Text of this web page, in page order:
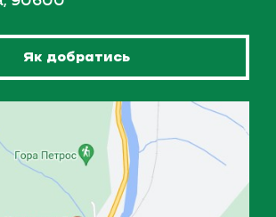
Як добратись